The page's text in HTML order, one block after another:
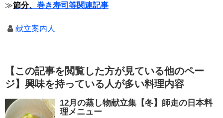
≫節分、 巻き寿司等関連記事
献立案内人
【この記事を閲覧した方が見ている他のペー
ジ】興味を持っている人が多い料理内容
12月の蒸し物献立集【冬】師走の日本料
理メニュー